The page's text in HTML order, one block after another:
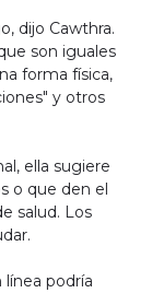
dijo Cawthra.
son iguales
forma física,
y otros
ella sugiere
o que den el
salud. Los
podría